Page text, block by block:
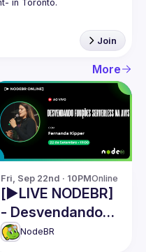
Join
More
Fri, Sep 22nd · 10PMOnline
[▶️LIVE NODEBR]
- Desvendando
Funções
NodeBR